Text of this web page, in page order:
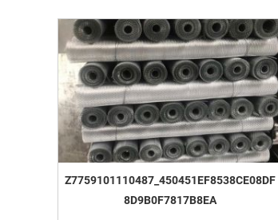
Z7759101110487_450451EF8538CE08DF
8D9B0F7817B8EA